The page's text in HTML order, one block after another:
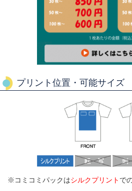
プリント位置・可能サイズ
※コミコミパックはシルクプリント で